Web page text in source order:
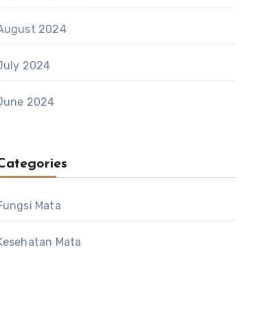
2024
2024
2024
Mata
Mata